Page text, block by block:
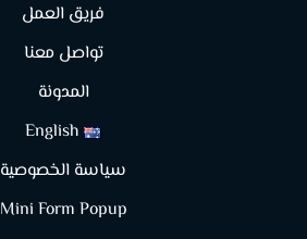
فريق العمل
تواصل معنا
المدونة
English
سياسة الخصوصية
Mini Form Popup